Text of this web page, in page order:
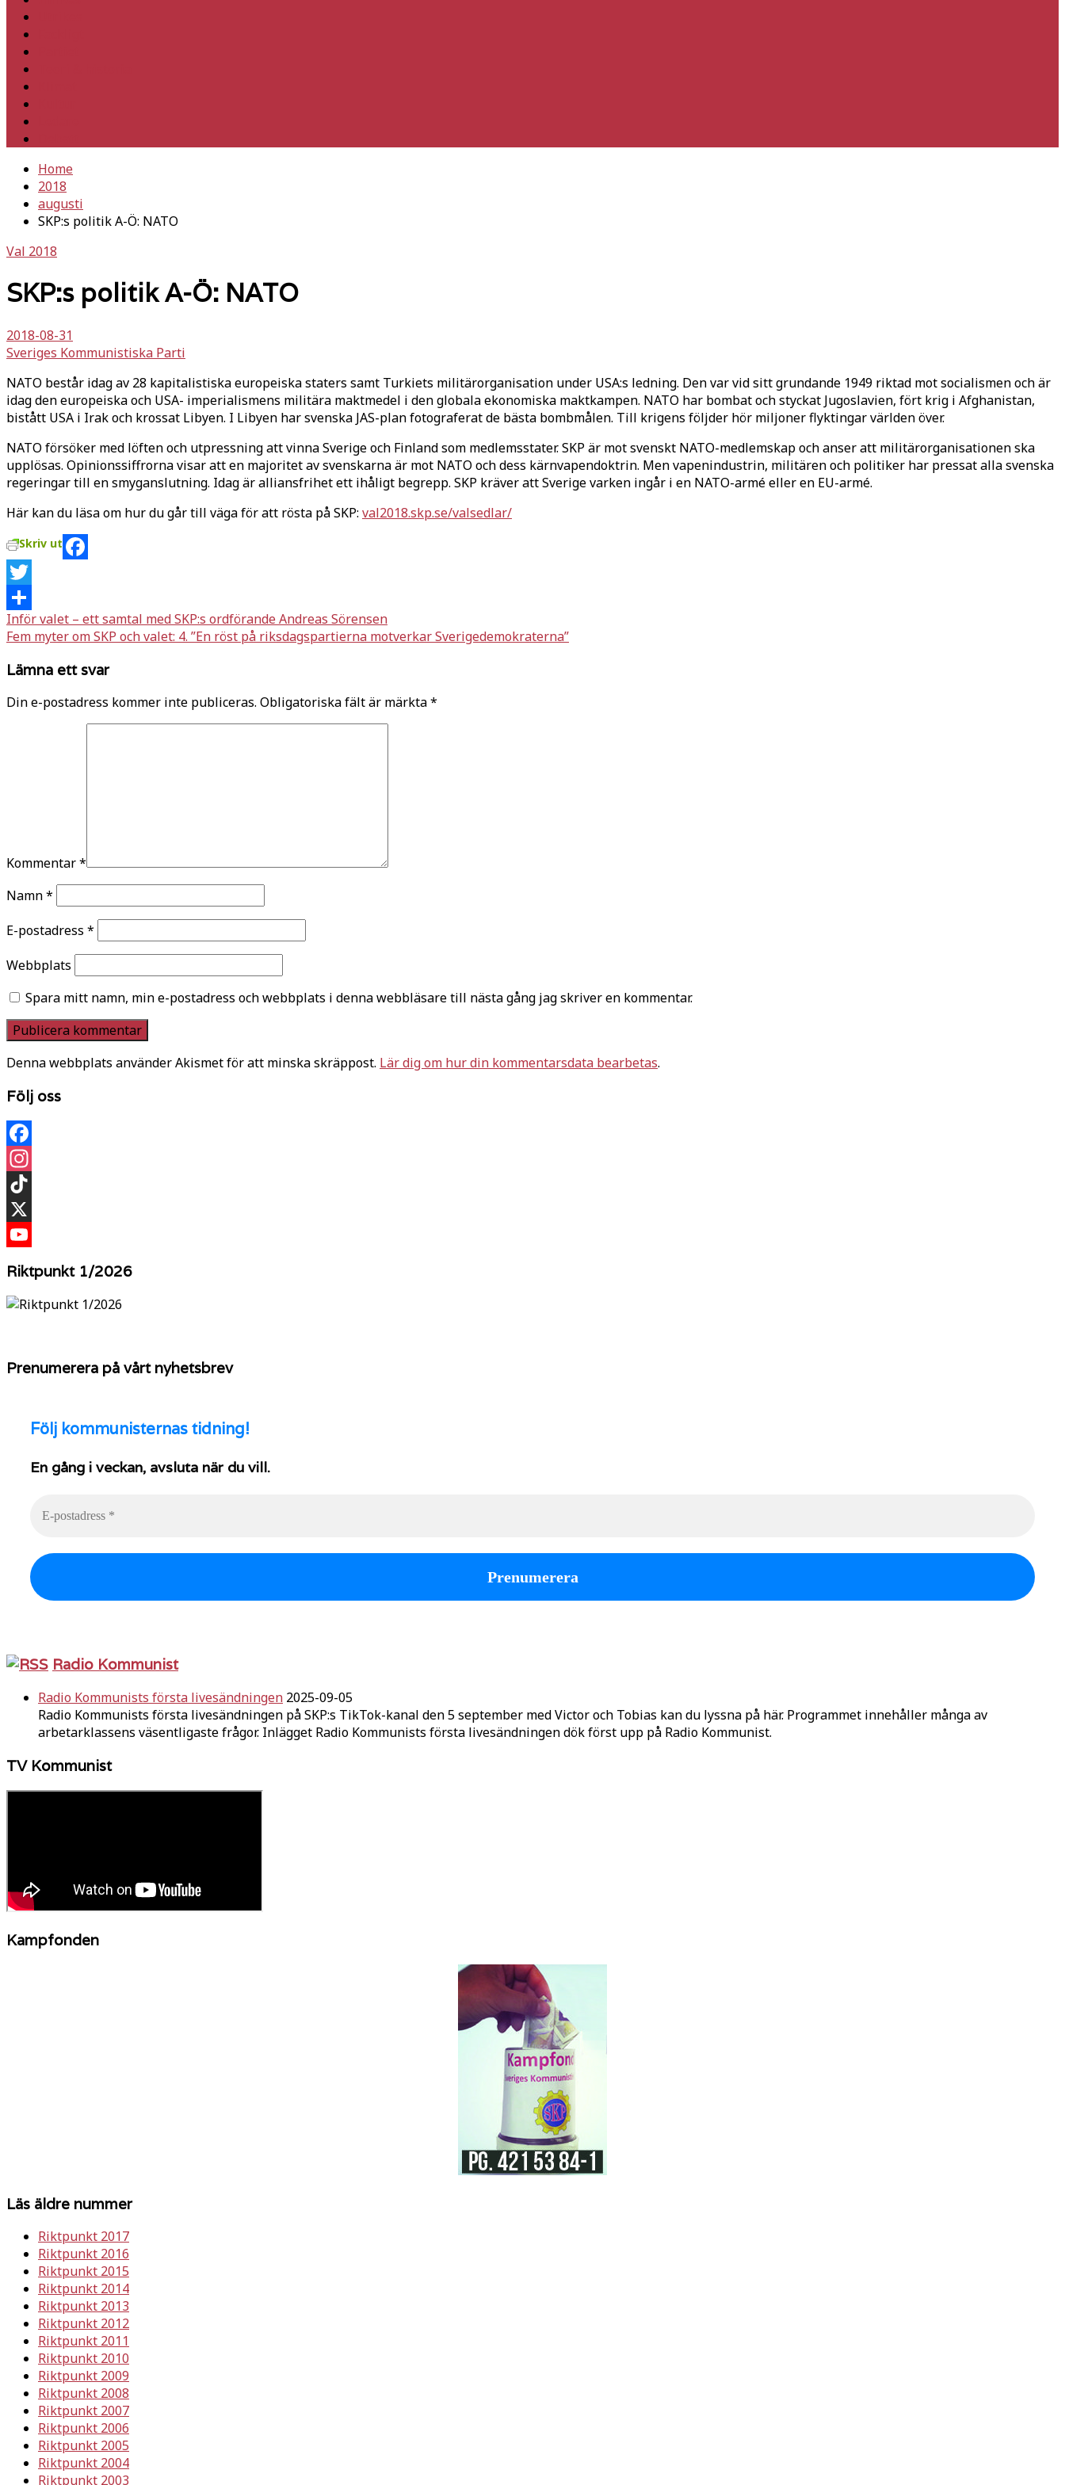
Home
2018
augusti
SKP:s politik A-Ö: NATO
Val 2018
SKP:s politik A-Ö: NATO
2018-08-31
Sveriges Kommunistiska Parti
NATO består idag av 28 kapitalistiska europeiska staters samt Turkiets militärorganisation under USA:s ledning. Den var vid sitt grundande 1949 riktad mot socialismen och är
idag den europeiska och USA- imperialismens militära maktmedel i den globala ekonomiska maktkampen. NATO har bombat och styckat Jugoslavien, fört krig i Afghanistan,
bistått USA i Irak och krossat Libyen. I Libyen har svenska JAS-plan fotograferat de bästa bombmålen. Till krigens följder hör miljoner flyktingar världen över.
NATO försöker med löften och utpressning att vinna Sverige och Finland som medlemsstater. SKP är mot svenskt NATO-medlemskap och anser att militärorganisationen ska
upplösas. Opinionssiffrorna visar att en majoritet av svenskarna är mot NATO och dess kärnvapendoktrin. Men vapenindustrin, militären och politiker har pressat alla svenska
regeringar till en smyganslutning. Idag är alliansfrihet ett ihåligt begrepp. SKP kräver att Sverige varken ingår i en NATO-armé eller en EU-armé.
Här kan du läsa om hur du går till väga för att rösta på SKP: val2018.skp.se/valsedlar/
Skriv ut
Facebook
Twitter
Dela
Inläggsnavigering
Inför valet – ett samtal med SKP:s ordförande Andreas Sörensen
Fem myter om SKP och valet: 4. ”En röst på riksdagspartierna motverkar Sverigedemokraterna”
Lämna ett svar
Din e-postadress kommer inte publiceras. Obligatoriska fält är märkta*
Kommentar*
Namn*
E-postadress *
Webbplats
Spara mitt namn, min e-postadress och webbplats i denna webbläsare till nästa gång jag skriver en kommentar.
Denna webbplats använder Akismet för att minska skräppost. Lär dig om hur din kommentarsdata bearbetas.
Följ oss
Facebook
Instagram
TikTok
X
Riktpunkt 1/2026
Prenumerera på vårt nyhetsbrev
Följ kommunisternas tidning!
En gång i veckan, avsluta när du vill.
Radio Kommunist
Radio Kommunists första livesändningen 2025-09-05
Radio Kommunists första livesändningen på SKP:s TikTok-kanal den 5 september med Victor och Tobias kan du lyssna på här. Programmet innehåller många av
arbetarklassens väsentligaste frågor. Inlägget Radio Kommunists första livesändningen dök först upp på Radio Kommunist.
TV Kommunist
Kampfonden
Läs äldre nummer
Riktpunkt 2017
Riktpunkt 2016
Riktpunkt 2015
Riktpunkt 2014
Riktpunkt 2013
Riktpunkt 2012
Riktpunkt 2011
Riktpunkt 2010
Riktpunkt 2009
Riktpunkt 2008
Riktpunkt 2007
Riktpunkt 2006
Riktpunkt 2005
Riktpunkt 2004
Riktpunkt 2003